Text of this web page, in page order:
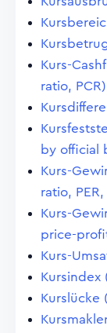
Kurs-
ratio, PCR)
by official
Kurs-
ratio,
Kurs-
price-
Kurs-
Kursindex
Kurslücke